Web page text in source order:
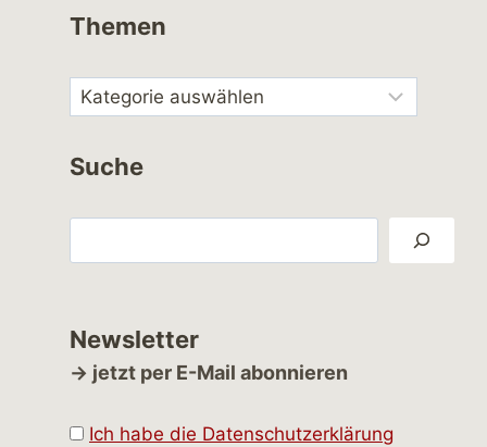
Themen
Suche
Newsletter
→ jetzt per E-Mail abonnieren
Ich habe die Datenschutzerklärung